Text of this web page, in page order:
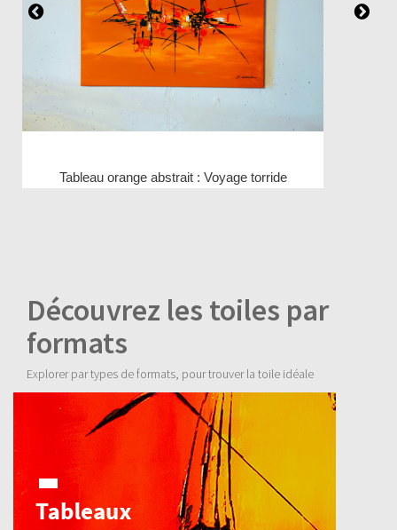
Tableau orange abstrait : Voyage torride
Découvrez les toiles par
formats
Explorer par types de formats, pour trouver la toile idéale